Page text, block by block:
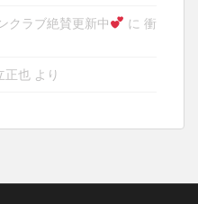
クラブ絶賛更新中 に 衝
正也 より